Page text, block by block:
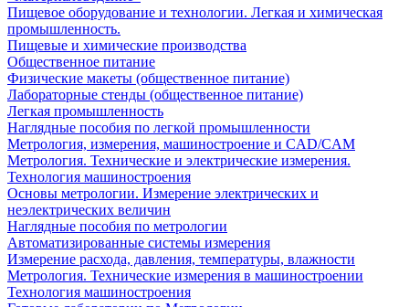
Пищевое оборудование и технологии. Легкая и химическая
промышленность.
Пищевые и химические производства
Общественное питание
Физические макеты (общественное питание)
Лабораторные стенды (общественное питание)
Легкая промышленность
Наглядные пособия по легкой промышленности
Метрология, измерения, машиностроение и CAD/CAM
Метрология. Технические и электрические измерения.
Технология машиностроения
Основы метрологии. Измерение электрических и
неэлектрических величин
Наглядные пособия по метрологии
Автоматизированные системы измерения
Измерение расхода, давления, температуры, влажности
Метрология. Технические измерения в машиностроении
Технология машиностроения